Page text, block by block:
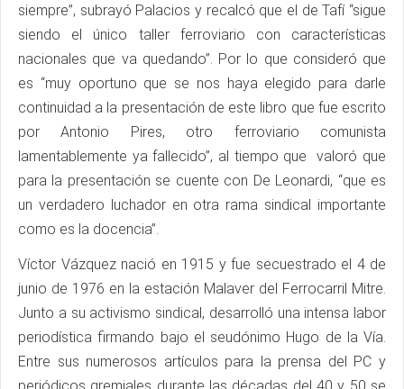
siempre”, subrayó Palacios y recalcó que el de Tafí “sigue
siendo el único taller ferroviario con características
nacionales que va quedando”. Por lo que consideró que
es “muy oportuno que se nos haya elegido para darle
continuidad a la presentación de este libro que fue escrito
por Antonio Pires, otro ferroviario comunista
lamentablemente ya fallecido”, al tiempo que valoró que
para la presentación se cuente con De Leonardi, “que es
un verdadero luchador en otra rama sindical importante
como es la docencia”.
Víctor Vázquez nació en 1915 y fue secuestrado el 4 de
junio de 1976 en la estación Malaver del Ferrocarril Mitre.
Junto a su activismo sindical, desarrolló una intensa labor
periodística firmando bajo el seudónimo Hugo de la Vía.
Entre sus numerosos artículos para la prensa del PC y
periódicos gremiales durante las décadas del 40 y 50 se